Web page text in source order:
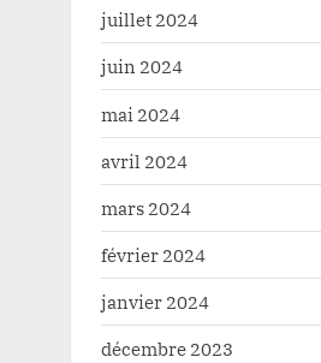
juillet 2024
juin 2024
mai 2024
avril 2024
mars 2024
février 2024
janvier 2024
décembre 2023